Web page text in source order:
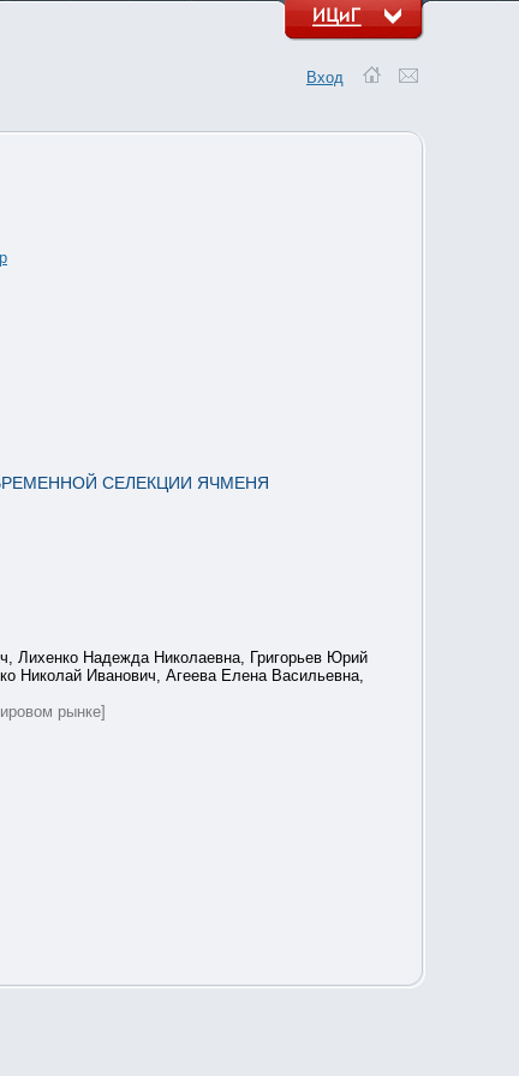
Вход
СЕЛЕКЦИИ ЯЧМЕНЯ
Лихенко Надежда Николаевна, Григорьев Юрий
Николай Иванович, Агеева Елена Васильевна,
рынке]